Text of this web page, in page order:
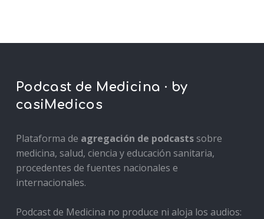
Podcast de Medicina · by
casiMedicos
Plataforma de agregación de podcastssobre
medicina, salud, ciencia y educación sanitaria,
procedentes de fuentes nacionales e
internacionales.
Podcast de Medicina no produce ni aloja los audios: